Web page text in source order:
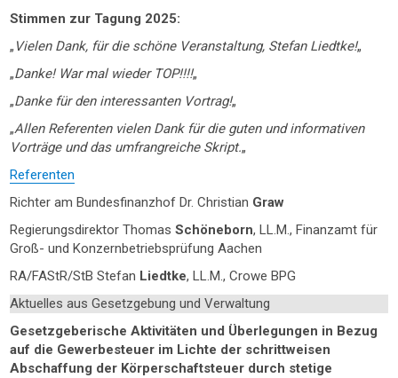
Stimmen zur Tagung 2025:
„ Vielen Dank, für die schöne Veranstaltung, Stefan Liedtke!„
„Danke! War mal wieder TOP!!!!„
„Danke für den interessanten Vortrag!„
„Allen Referenten vielen Dank für die guten und informativen
Vorträge und das umfrangreiche Skript.„
Referenten
Richter am Bundesfinanzhof Dr. Christian Graw
Regierungsdirektor ThomasSchöneborn, LL.M., Finanzamt für
Groß- und Konzernbetriebsprüfung Aachen
RA/FAStR/StB Stefan Liedtke, LL.M., Crowe BPG
Aktuelles aus Gesetzgebung und Verwaltung
Gesetzgeberische Aktivitäten und Überlegungen in Bezug
auf die Gewerbesteuer im Lichte der schrittweisen
Abschaffung der Körperschaftsteuer durch stetige